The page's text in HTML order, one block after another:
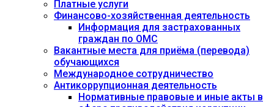
Платные услуги
Финансово-хозяйственная деятельность
Информация для застрахованных
граждан по ОМС
Вакантные места для приёма (перевода)
обучающихся
Международное сотрудничество
Антикоррупционная деятельность
Нормативные правовые и иные акты в